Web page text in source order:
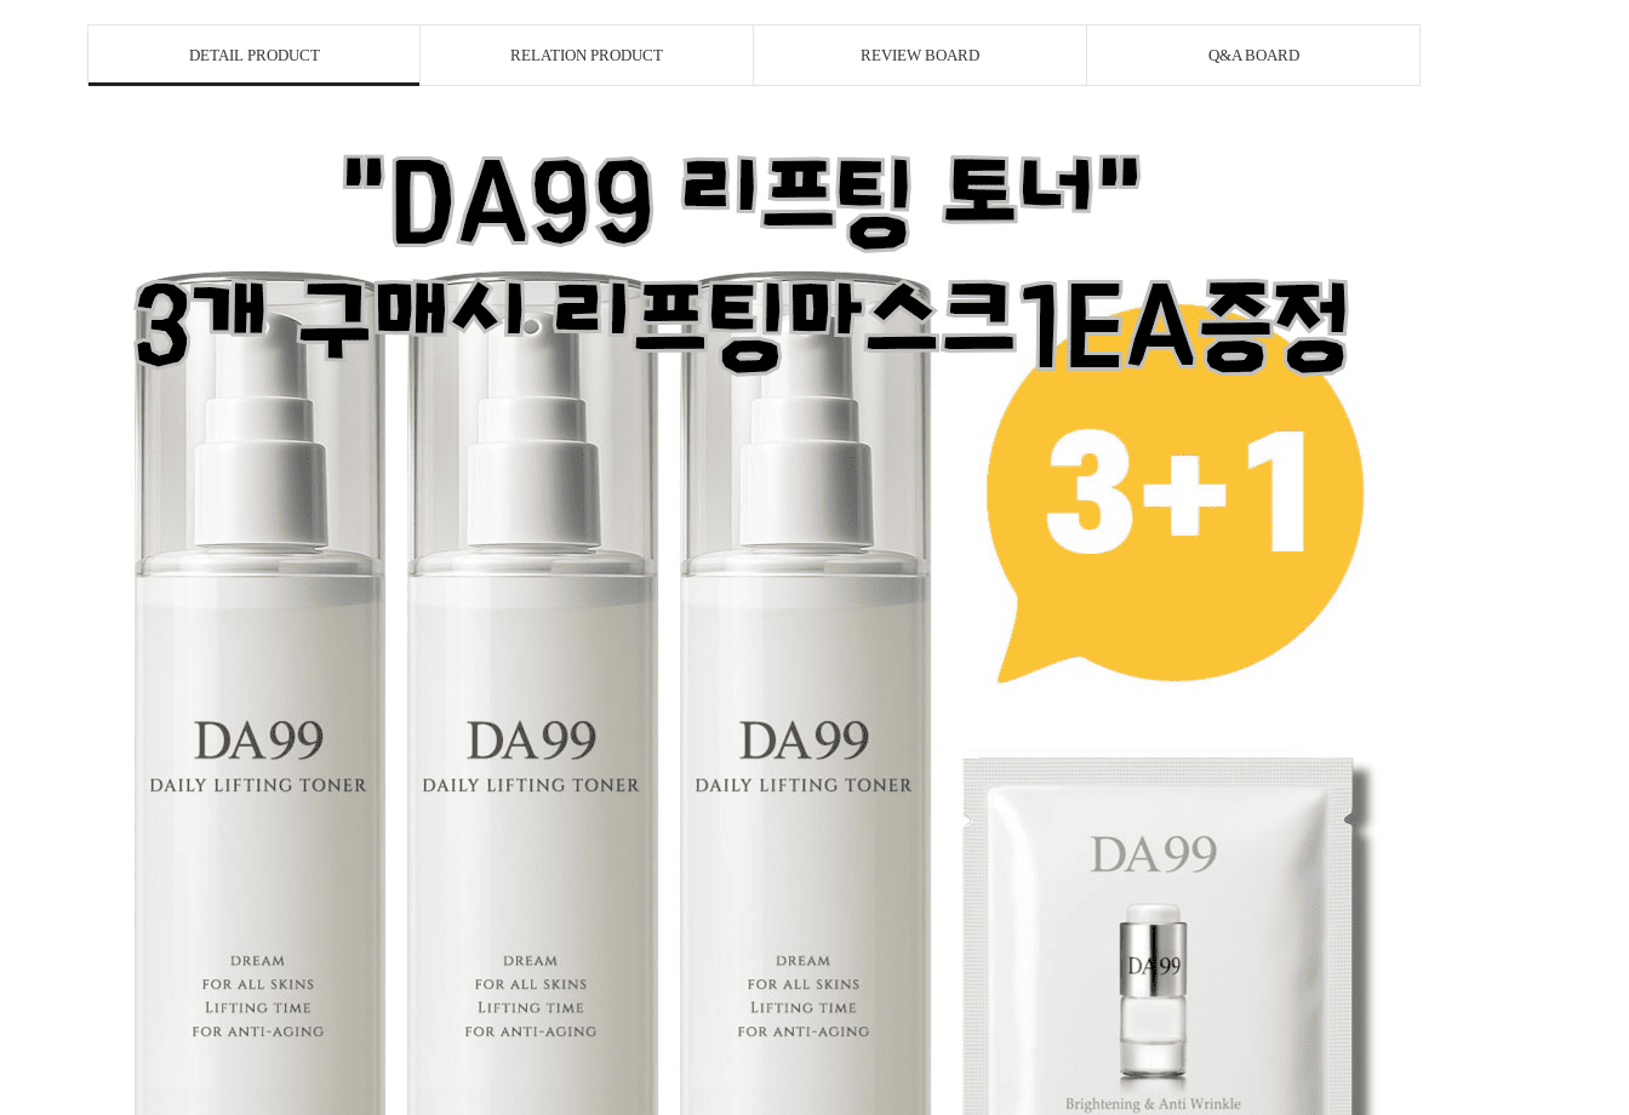
DETAIL PRODUCT RELATION PRODUCT REVIEW BOARD Q&A BOARD